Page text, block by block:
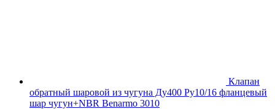
Клапан
обратный шаровой из чугуна Ду400 Ру10/16 фланцевый
шар чугун+NBR Benarmo 3010